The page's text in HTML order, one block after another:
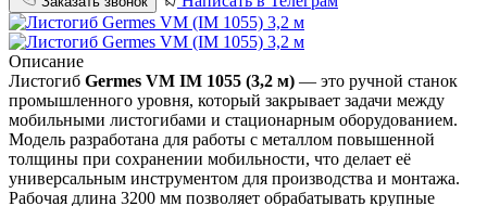
Описание
Листогиб Germes VM IM 1055 (3,2 м) — это ручной станок
промышленного уровня, который закрывает задачи между
мобильными листогибами и стационарным оборудованием.
Модель разработана для работы с металлом повышенной
толщины при сохранении мобильности, что делает её
универсальным инструментом для производства и монтажа.
Рабочая длина 3200 мм позволяет обрабатывать крупные